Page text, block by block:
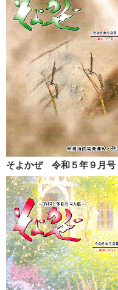
そよかぜ 令和５年９月号